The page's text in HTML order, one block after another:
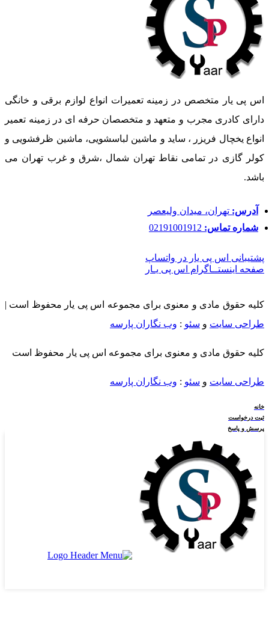
اس پی یار متخصص در زمینه تعمیرات انواع لوازم برقی و خانگی
دارای کادری مجرب و متعهد و متخصصان حرفه ای در زمینه تعمیر
انواع یخچال فریزر ، ساید و ماشین لباسشویی، ماشین ظرفشویی و
کولر گازی در تمامی نقاط تهران شمال ،شرق و غرب تهران می
باشد.
آدرس: تهران، میدان ولیعصر
شماره تماس:
پشتیبانی اس پی یار در واتساپ
صفحه اینستــاگرام اس پی یـار
کلیه حقوق مادی و معنوی برای مجموعه اس پی یار محفوظ است |
طراحی سایت و سئو : وب نگاران پارسه
کلیه حقوق مادی و معنوی برای مجموعه اس پی یار محفوظ است
طراحی سایت و سئو : وب نگاران پارسه
خانه
ثبت درخواست
پرسش و پاسخ